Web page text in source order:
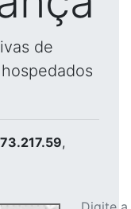
de
,